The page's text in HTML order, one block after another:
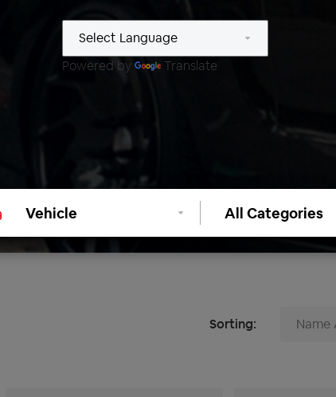
Powered by
Translate
vehicle
Select
category
Sorting: